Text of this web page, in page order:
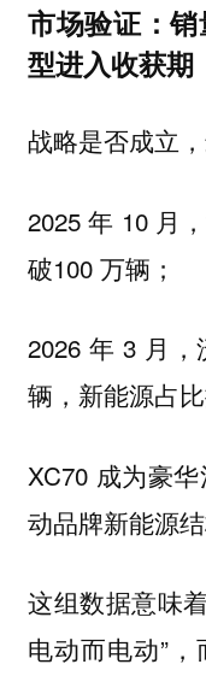
市场验证：
型进入收获期
战略是否成立
2025 年 10 月
破100 万辆；
2026 年 3 月
辆，新能源占
XC70 成为豪
动品牌新能源结
这组数据意味
电动而电动”